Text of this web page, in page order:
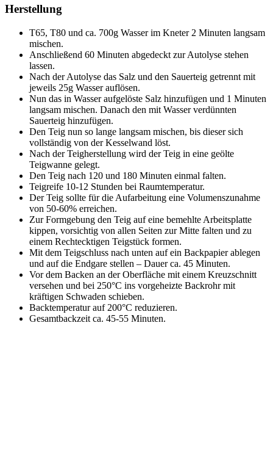
Herstellung
T65, T80 und ca. 700g Wasser im Kneter 2 Minuten langsam
mischen.
Anschließend 60 Minuten abgedeckt zur Autolyse stehen
lassen.
Nach der Autolyse das Salz und den Sauerteig getrennt mit
jeweils 25g Wasser auflösen.
Nun das in Wasser aufgelöste Salz hinzufügen und 1 Minuten
langsam mischen. Danach den mit Wasser verdünnten
Sauerteig hinzufügen.
Den Teig nun so lange langsam mischen, bis dieser sich
vollständig von der Kesselwand löst.
Nach der Teigherstellung wird der Teig in eine geölte
Teigwanne gelegt.
Den Teig nach 120 und 180 Minuten einmal falten.
Teigreife 10-12 Stunden bei Raumtemperatur.
Der Teig sollte für die Aufarbeitung eine Volumenszunahme
von 50-60% erreichen.
Zur Formgebung den Teig auf eine bemehlte Arbeitsplatte
kippen, vorsichtig von allen Seiten zur Mitte falten und zu
einem Rechtecktigen Teigstück formen.
Mit dem Teigschluss nach unten auf ein Backpapier ablegen
und auf die Endgare stellen – Dauer ca. 45 Minuten.
Vor dem Backen an der Oberfläche mit einem Kreuzschnitt
versehen und bei 250°C ins vorgeheizte Backrohr mit
kräftigen Schwaden schieben.
Backtemperatur auf 200°C reduzieren.
Gesamtbackzeit ca. 45-55 Minuten.